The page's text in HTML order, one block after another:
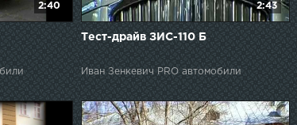
2:40 2:43
Тест-драйв ЗИС-110 Б
Иван Зенкевич PRO автомобили